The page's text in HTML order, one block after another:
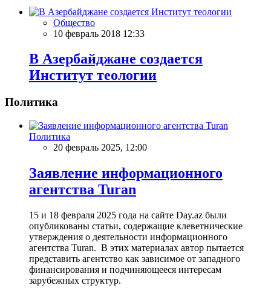
Общество
10 февраль 2018 12:33
В Азербайджане создается
Институт теологии
Политика
Политика
20 февраль 2025, 12:00
Заявление информационного
агентства Turan
15 и 18 февраля 2025 года на сайте Day.az были
опубликованы статьи, содержащие клеветнические
утверждения о деятельности информационного
агентства Turan. В этих материалах автор пытается
представить агентство как зависимое от западного
финансирования и подчиняющееся интересам
зарубежных структур.